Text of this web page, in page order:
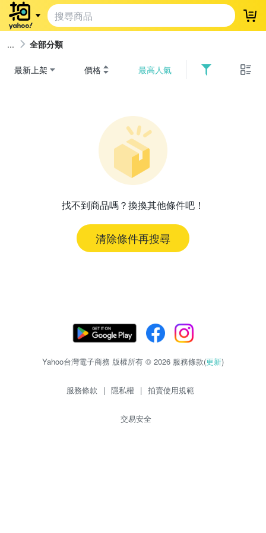
登
全部分類
最新上架 價格 最高人氣
找不到商品嗎？換換其他條件吧！
清除條件再搜尋
Yahoo台灣電子商務 版權所有 © 2026 服務條款(更新)
服務條款 | 隱私權 | 拍賣使用規範
交易安全